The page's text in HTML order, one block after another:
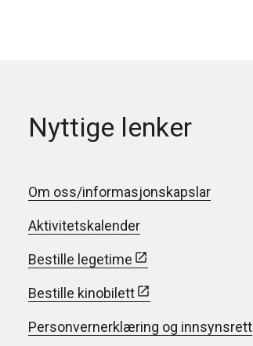
Nyttige lenker
Om oss/informasjonskapslar
Aktivitetskalender
Bestille legetime
Bestille kinobilett
Personvernerklæring og innsynsrett